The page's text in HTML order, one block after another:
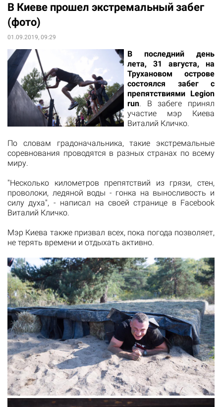
В Киеве прошел экстремальный забег
(фото)
01.09.2019, 09:29
В последний день
лета, 31 августа, на
Трухановом острове
состоялся забег с
препятствиями Legion
run. В забеге принял
участие мэр Киева
Виталий Кличко.
По словам градоначальника, такие экстремальные
соревнования проводятся в разных странах по всему
миру.
"Несколько километров препятствий из грязи, стен,
проволоки, ледяной воды - гонка на выносливость и
силу духа", - написал на своей странице в Facebook
Виталий Кличко.
Мэр Киева также призвал всех, пока погода позволяет,
не терять времени и отдыхать активно.